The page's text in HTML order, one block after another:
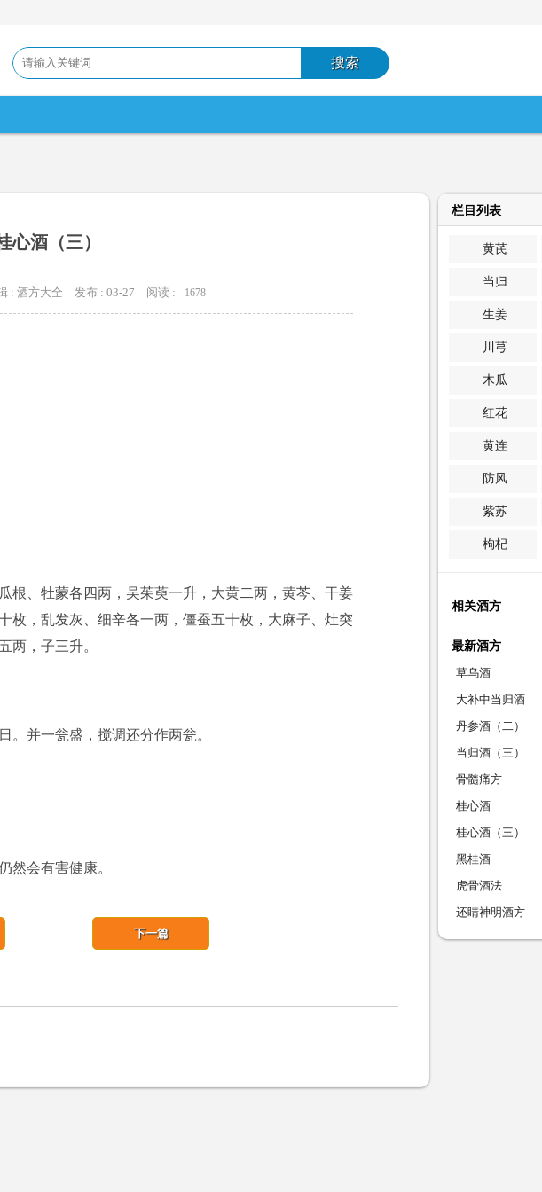
心酒（三）
: 酒方大全 发布 : 03-27 阅读 : 1678
根、牡蒙各四两，吴茱萸一升，大黄二两，黄芩、干姜
枚，乱发灰、细辛各一两，僵蚕五十枚，大麻子、灶突
两，子三升。
。并一瓮盛，搅调还分作两瓮。
然会有害健康。
下一篇
栏目列表
黄芪
当归
生姜
川芎
木瓜
红花
黄连
防风
紫苏
枸杞
相关酒方
最新酒方
草乌酒
大补中当归酒
丹参酒（二）
当归酒（三）
骨髓痛方
桂心酒
桂心酒（三）
黑桂酒
虎骨酒法
还睛神明酒方